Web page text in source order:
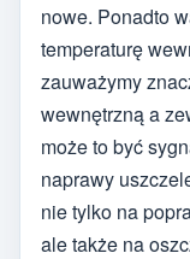
nowe. Ponadto
temperaturę
zauważymy
wewnętrzną a
może to być
naprawy
nie tylko na
ale także na